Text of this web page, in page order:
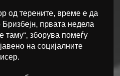
од терените, време е да
првата недела
таму“, зборува помеѓу
на социјалните